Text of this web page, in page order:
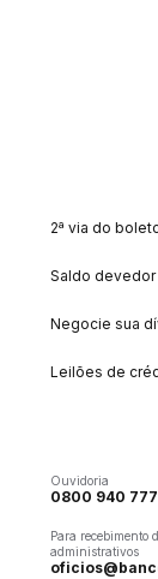
2ª via do
Saldo devedor
Negocie sua
Leilões de
Ouvidoria
0800 940
Para recebimento
administrativos